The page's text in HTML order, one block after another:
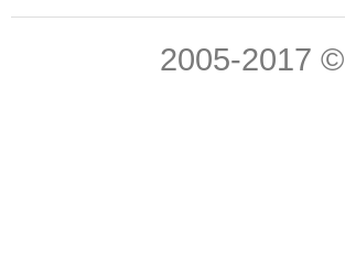
2005-2017 ©